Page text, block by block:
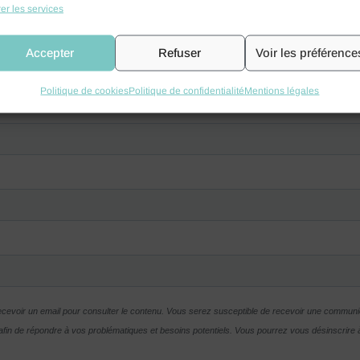
les services
Accepter Refuser Voir les
Politique de cookiesPolitique de confidentialitéMentions légales